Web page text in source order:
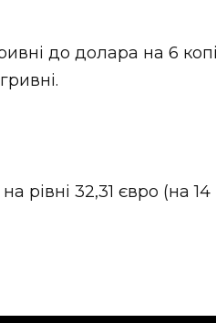
до долара на 6
рівні 32,31 євро (на 14